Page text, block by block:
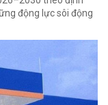
động lực sôi động